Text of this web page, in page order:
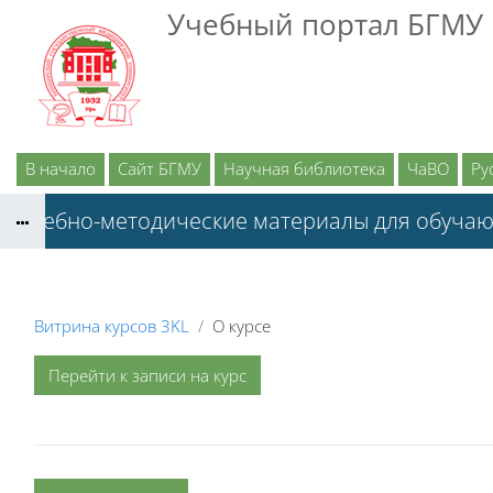
Перейти к основному содержаниюУчебный портал БГМУ
В начало Сайт БГМУ Научная библиотека ЧаВО
Учебно-методические материалы для
Витрина курсов 3KL О курсе
Перейти к записи на курс